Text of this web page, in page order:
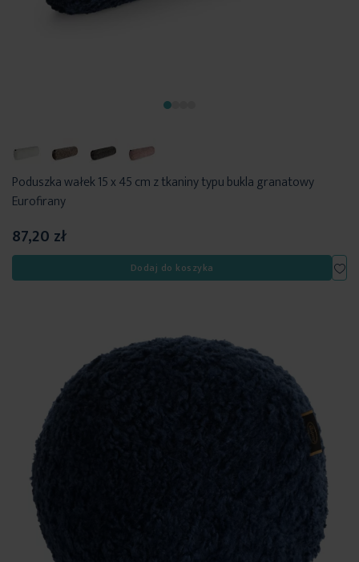
Poduszka wałek 15 x 45 cm z tkaniny typu bukla granatowy
Eurofirany
87,20 zł
Dodaj do koszyka